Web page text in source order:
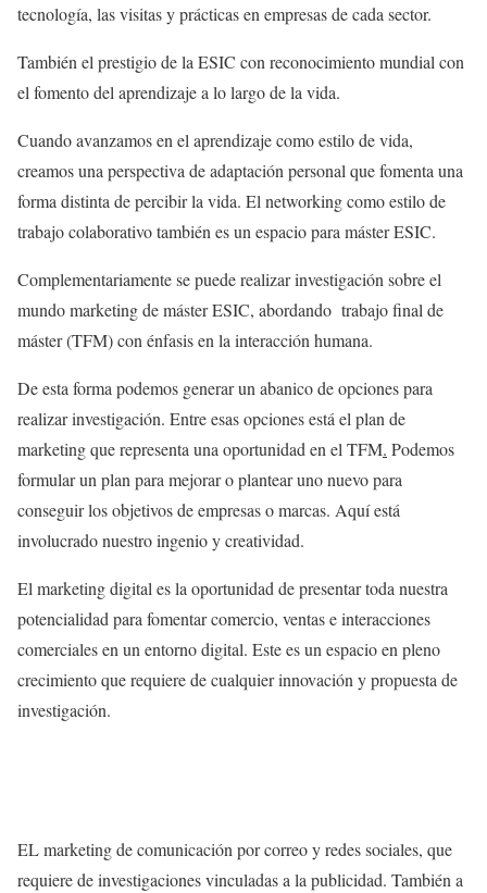
tecnología, las visitas y prácticas en empresas de cada sector.
También el prestigio de la ESIC con reconocimiento mundial con
el fomento del aprendizaje a lo largo de la vida.
Cuando avanzamos en el aprendizaje como estilo de vida,
creamos una perspectiva de adaptación personal que fomenta una
forma distinta de percibir la vida. El networking como estilo de
trabajo colaborativo también es un espacio para máster ESIC.
Complementariamente se puede realizar investigación sobre el
mundo marketing de máster ESIC, abordando trabajo final de
máster (TFM) con énfasis en la interacción humana.
De esta forma podemos generar un abanico de opciones para
realizar investigación. Entre esas opciones está el plan de
marketing que representa una oportunidad en el TFM. Podemos
formular un plan para mejorar o plantear uno nuevo para
conseguir los objetivos de empresas o marcas. Aquí está
involucrado nuestro ingenio y creatividad.
El marketing digital es la oportunidad de presentar toda nuestra
potencialidad para fomentar comercio, ventas e interacciones
comerciales en un entorno digital. Este es un espacio en pleno
crecimiento que requiere de cualquier innovación y propuesta de
investigación.
EL marketing de comunicación por correo y redes sociales, que
requiere de investigaciones vinculadas a la publicidad. También a